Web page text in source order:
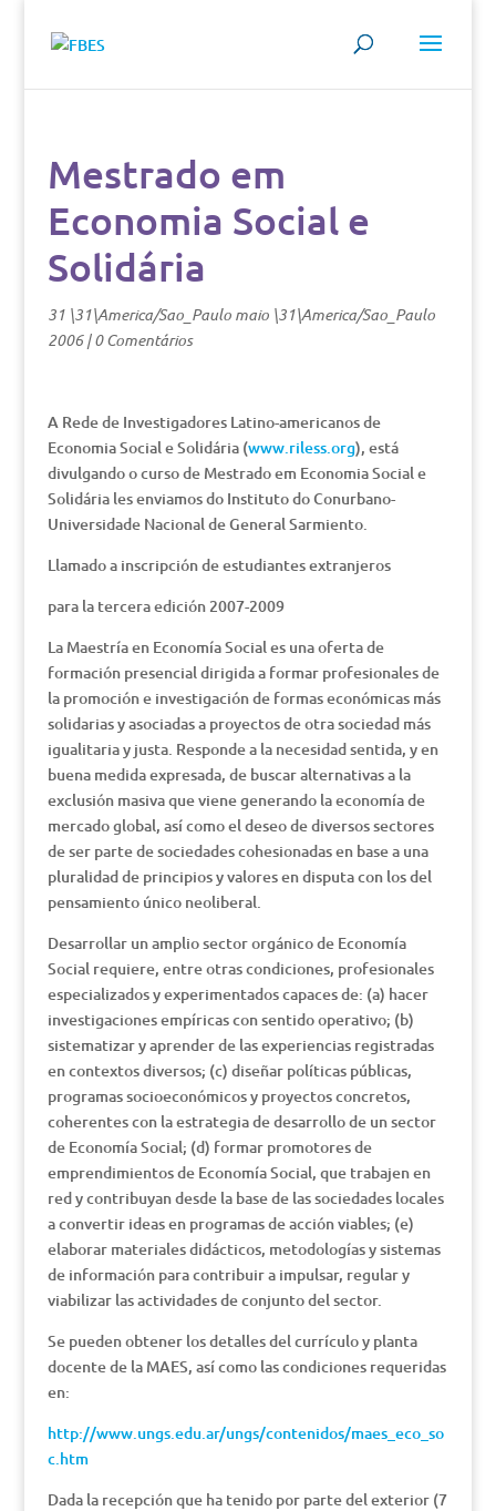
Mestrado em
Economia Social e
Solidária
31 \31\America/Sao_Paulo maio \31\America/Sao_Paulo
2006|0 Comentários
A Rede de Investigadores Latino-americanos de
Economia Social e Solidária (www.riless.org), está
divulgando o curso de Mestrado em Economia Social e
Solidária les enviamos do Instituto do Conurbano-
Universidade Nacional de General Sarmiento.
Llamado a inscripción de estudiantes extranjeros
para la tercera edición 2007-2009
La Maestría en Economía Social es una oferta de
formación presencial dirigida a formar profesionales de
la promoción e investigación de formas económicas más
solidarias y asociadas a proyectos de otra sociedad más
igualitaria y justa. Responde a la necesidad sentida, y en
buena medida expresada, de buscar alternativas a la
exclusión masiva que viene generando la economía de
mercado global, así como el deseo de diversos sectores
de ser parte de sociedades cohesionadas en base a una
pluralidad de principios y valores en disputa con los del
pensamiento único neoliberal.
Desarrollar un amplio sector orgánico de Economía
Social requiere, entre otras condiciones, profesionales
especializados y experimentados capaces de: (a) hacer
investigaciones empíricas con sentido operativo; (b)
sistematizar y aprender de las experiencias registradas
en contextos diversos; (c) diseñar políticas públicas,
programas socioeconómicos y proyectos concretos,
coherentes con la estrategia de desarrollo de un sector
de Economía Social; (d) formar promotores de
emprendimientos de Economía Social, que trabajen en
red y contribuyan desde la base de las sociedades locales
a convertir ideas en programas de acción viables; (e)
elaborar materiales didácticos, metodologías y sistemas
de información para contribuir a impulsar, regular y
viabilizar las actividades de conjunto del sector.
Se pueden obtener los detalles del currículo y planta
docente de la MAES, así como las condiciones requeridas
en:
http://www.ungs.edu.ar/ungs/contenidos/maes_eco_so
c.htm
Dada la recepción que ha tenido por parte del exterior (7